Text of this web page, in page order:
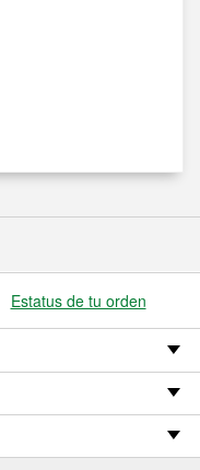
Estatus de tu orden